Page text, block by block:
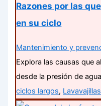
Razones por las
en su ciclo
Mantenimiento y
Explora las causas que
desde la presión de
ciclos largos, Lavavajillas